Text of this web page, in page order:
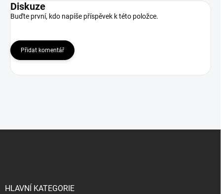
Diskuze
Buďte první, kdo napíše příspěvek k této položce.
Přidat komentář
HLAVNÍ KATEGORIE